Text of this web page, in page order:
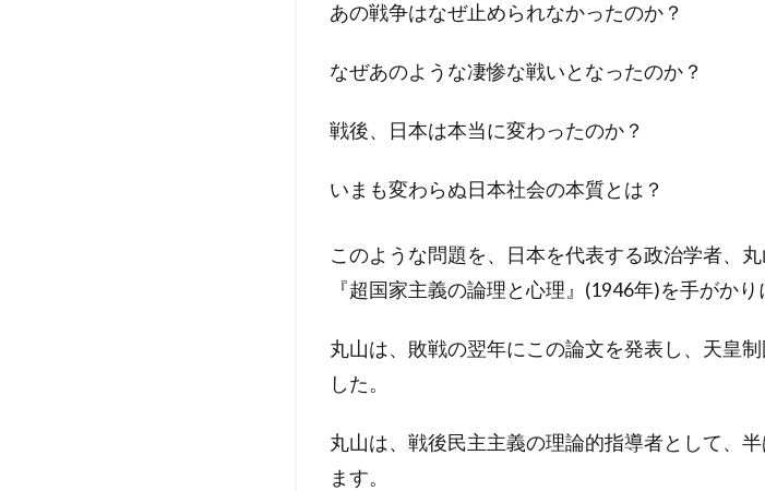
あの戦争はなぜ止められなかったのか？
なぜあのような凄惨な戦いとなったのか？
戦後、日本は本当に変わったのか？
いまも変わらぬ日本社会の本質とは？
このような問題を、日本を代表する政治学者、丸
『超国家主義の論理と心理』(1946年)を手がか
丸山は、敗戦の翌年にこの論文を発表し、天皇
した。
丸山は、戦後民主主義の理論的指導者として、
ます。